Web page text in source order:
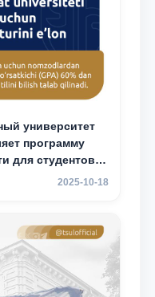
университет
программу
для студентов 2-
2025-10-18